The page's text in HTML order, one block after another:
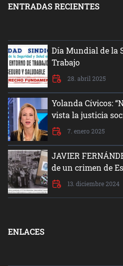
ENTRADAS RECIENTES
Día Mundial de la
Trabajo
28. abril 2025
Yolanda Cívicos:
vista la justicia
dignidad del ser
7. enero 2025
JAVIER
de un crimen de
13. diciembre 2024
ENLACES